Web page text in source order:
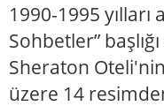
1990-1995
Sohbetler”
Sheraton
üzere 14